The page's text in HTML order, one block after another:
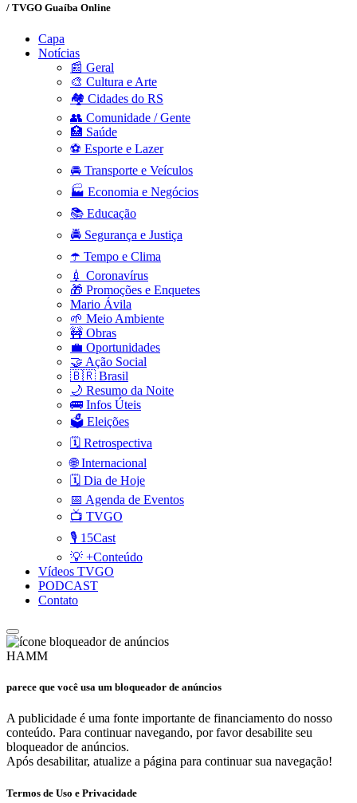
/ TVGO Guaíba Online
Capa
Notícias
📰 Geral
🎨 Cultura e Arte
🏘️ Cidades do RS
👥 Comunidade / Gente
🏥 Saúde
⚽ Esporte e Lazer
🚘 Transporte e Veículos
🏭 Economia e Negócios
📚 Educação
🚔 Segurança e Justiça
☂️ Tempo e Clima
💉 Coronavírus
🎁 Promoções e Enquetes
Mario Ávila
🌱 Meio Ambiente
🚧 Obras
💼 Oportunidades
🤝 Ação Social
🇧🇷 Brasil
🌙 Resumo da Noite
🚌 Infos Úteis
🗳️ Eleições
🗓️ Retrospectiva
🌐 Internacional
🗓️ Dia de Hoje
📅 Agenda de Eventos
📺 TVGO
🎙️ 15Cast
💡 +Conteúdo
Vídeos TVGO
PODCAST
Contato
HAMM
parece que você usa um bloqueador de anúncios
A publicidade é uma fonte importante de financiamento do nosso
conteúdo. Para continuar navegando, por favor desabilite seu
bloqueador de anúncios.
Após desabilitar, atualize a página para continuar sua navegação!
Termos de Uso e Privacidade